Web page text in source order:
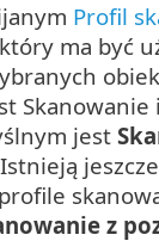
Profil
ma być
jest
z